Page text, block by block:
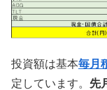
投資額は基本毎月
定しています。 先